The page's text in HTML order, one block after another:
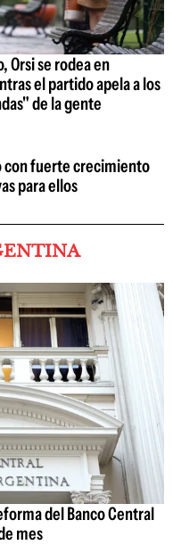
Orsi se rodea en
el partido apela a los
de la gente
con fuerte crecimiento
para ellos
del Banco Central
mes